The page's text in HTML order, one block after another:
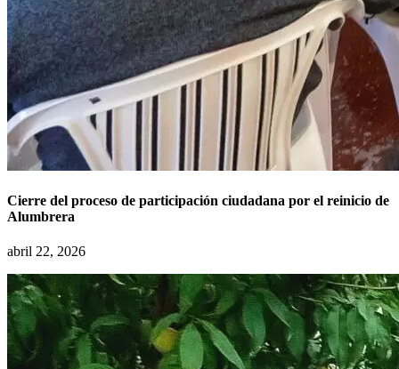
Cierre del proceso de participación ciudadana por el reinicio de
Alumbrera
abril 22, 2026